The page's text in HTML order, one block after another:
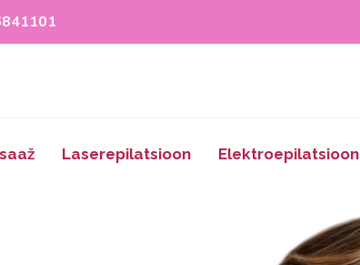
Laserepilatsioon Elektroepilatsioon